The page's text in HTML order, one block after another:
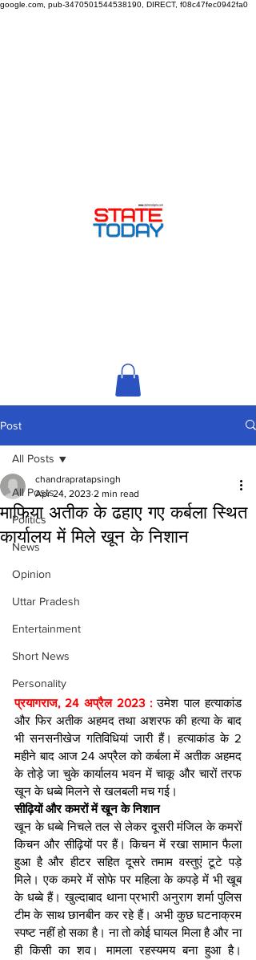
google.com, pub-3470501544538190, DIRECT, f08c47fec0942fa0
Post
All Posts
Politics
News
Opinion
Uttar Pradesh
Entertainment
Short News
Personality
All Posts
माफिया अतीक के ढहाए गए कर्बला स्थित
कार्यालय में मिले खून के निशान
chandrapratapsingh
Apr 24, 2023 2 min read
प्रयागराज, 24 अप्रैल 2023 : उमेश पाल हत्याकांड
और फिर अतीक अहमद तथा अशरफ की हत्या के बाद
भी सनसनीखेज गतिविधियां जारी हैं। हत्याकांड के 2
महीने बाद आज 24 अप्रैल को कर्बला में अतीक अहमद
के तोड़े जा चुके कार्यालय भवन में चाकू और चारों तरफ
खून के धब्बे मिलने से खलबली मच गई।
सीढ़ियों और कमरों में खून के निशान
खून के धब्बे निचले तल से लेकर दूसरी मंजिल के कमरों
किचन और सीढ़ियों पर हैं। किचन में रखा सामान फैला
हुआ है और हीटर सहित दूसरे तमाम वस्तुएं टूटे पड़े
मिले। एक कमरे में सोफे पर महिला के कपड़े में भी खूब
के धब्बे हैं। खुल्दाबाद थाना प्रभारी अनुराग शर्मा पुलिस
टीम के साथ छानबीन कर रहे हैं। अभी कुछ घटनाक्रम
स्पष्ट नहीं हो सका है। ना तो कोई घायल मिला है और ना
ही किसी का शव। मामला रहस्यमय बना हुआ है।